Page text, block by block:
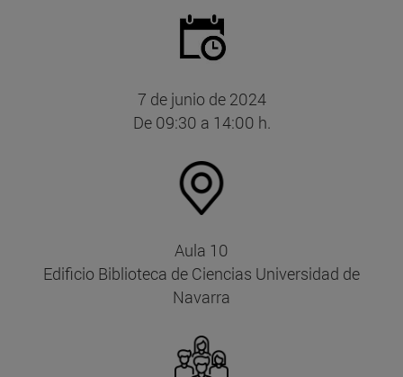
7 de junio de 2024
De 09:30 a 14:00 h.
Aula 10
Edificio Biblioteca de Ciencias Universidad de
Navarra